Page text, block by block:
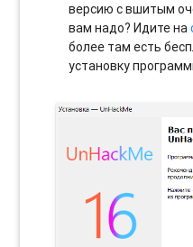
версию с вшитым
вам надо? Идите на
более там есть
установку